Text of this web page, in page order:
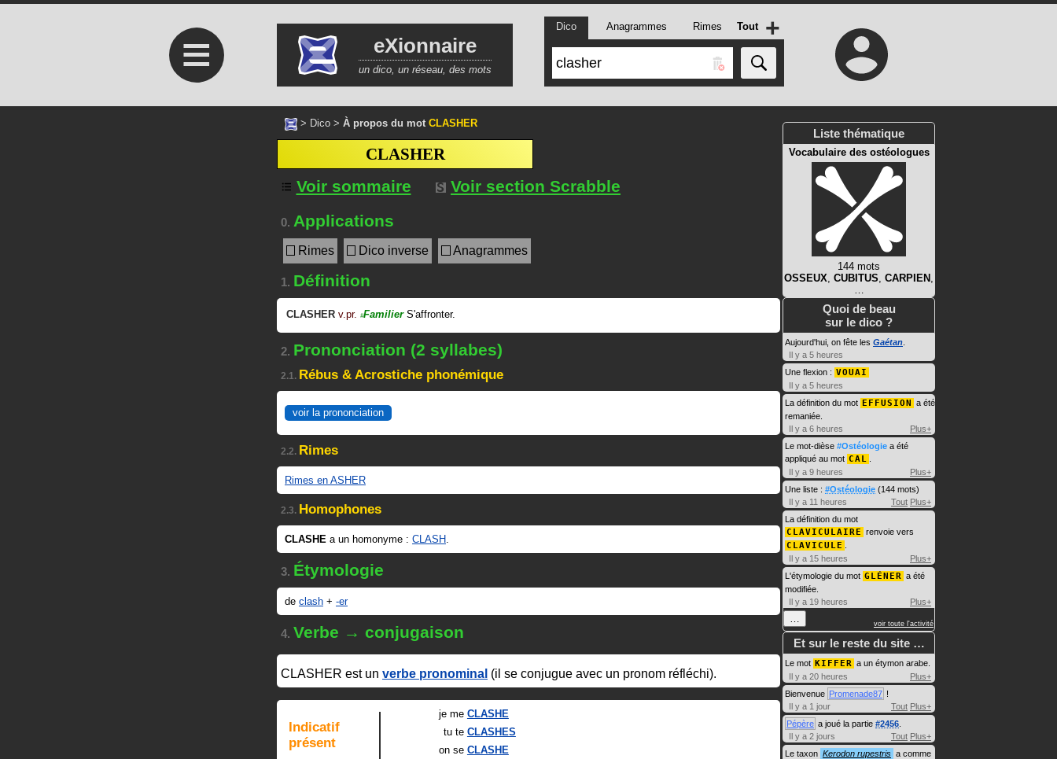
≡ eXionnaire
un dico, un réseau, des mots
Dico Anagrammes Rimes Tout +
> Dico > À propos du mot CLASHER
CLASHER
Voir sommaire
Voir section Scrabble
0. Applications
Rimes Dico inverse Anagrammes
1. Définition
CLASHER v.pr. #Familier S'affronter.
2. Prononciation (2 syllabes)
2.1. Rébus & Acrostiche phonémique
voir la prononciation
2.2. Rimes
Rimes en ASHER
2.3. Homophones
CLASHE a un homonyme : CLASH.
3. Étymologie
de clash + -er
4. Verbe → conjugaison
CLASHER est un verbe pronominal (il se conjugue avec un pronom réfléchi).
Indicatif
présent
je me CLASHE
tu te CLASHES
on se CLASHE
Liste thématique
Vocabulaire des ostéologues
144 mots
OSSEUX, CUBITUS, CARPIEN ,
…
Quoi de beau
sur le dico ?
Aujourd'hui, on fête les Gaétan
Il y a 5 heures
Une flexion : VOUAI
Il y a 5 heures
La définition du mot EFFUSION a été
remaniée.
Il y a 6 heures
Plus+
Le mot-dièse #Ostéologie a été
appliqué au mot CAL
Il y a 9 heures
Plus+
Une liste : #Ostéologie (144 mots)
Il y a 11 heures
Tout Plus+
La définition du mot
CLAVICULAIRE renvoie vers
CLAVICULE
Il y a 15 heures
Plus+
L'étymologie du mot GLÉNER a été
modifiée.
Il y a 19 heures
Plus+
… voir toute l'activité
Et sur le reste du site …
Le mot KIFFER a un étymon arabe.
Il y a 20 heures
Plus+
Bienvenue Promenade87 !
Il y a 1 jour
Tout Plus+
Pépère a joué la partie #2456
Il y a 2 jours
Tout Plus+
Le taxon Kerodon rupestris a comme